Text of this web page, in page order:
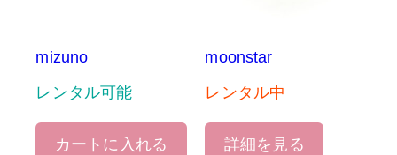
mizuno
レンタル可能
カートに入れる
moonstar
レンタル中
詳細を見る